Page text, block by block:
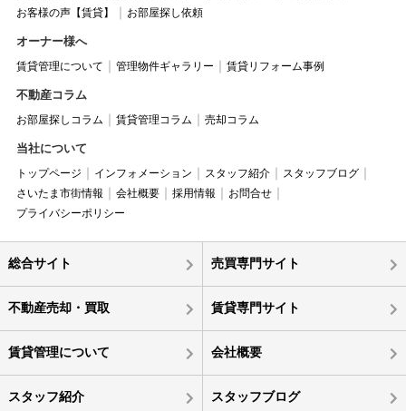
お客様の声【賃貸】
お部屋探し依頼
オーナー様へ
賃貸管理について 管理物件ギャラリー 賃貸リフォーム事例
不動産コラム
お部屋探しコラム 賃貸管理コラム 売却コラム
当社について
トップページ インフォメーション スタッフ紹介
スタッフブログ
さいたま市街情報
会社概要 採用情報
お問合せ
プライバシーポリシー
総合サイト 売買専門サイト
不動産売却・買取 賃貸専門サイト
賃貸管理について 会社概要
スタッフ紹介 スタッフブログ